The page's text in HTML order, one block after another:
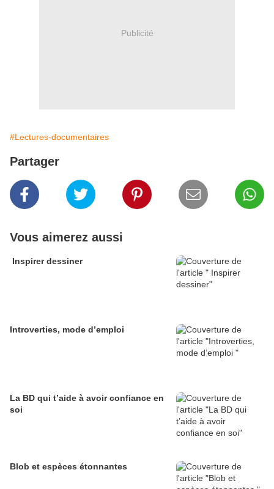
Publicité
#Lectures-documentaires
Partager
Vous aimerez aussi
Inspirer dessiner
Introverties, mode d’emploi
La BD qui t’aide à avoir confiance en
soi
Blob et espèces étonnantes